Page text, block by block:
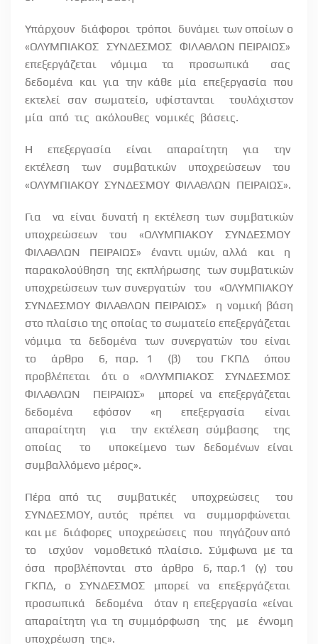
Υπάρχουν διάφοροι τρόποι δυνάμει των οποίων ο
«ΟΛΥΜΠΙΑΚΟΣ ΣΥΝΔΕΣΜΟΣ ΦΙΛΑΘΛΩΝ ΠΕΙΡΑΙΩΣ»
επεξεργάζεται
νόμιμα τα προσωπικά
σας
δεδομένα και για την κάθε μία επεξεργασία που
εκτελεί σαν σωματείο, υφίστανται
τουλάχιστον
μία από τις ακόλουθες νομικές βάσεις.
Η επεξεργασία είναι απαραίτητη για
την
εκτέλεση των συμβατικών υποχρεώσεων του
«ΟΛΥΜΠΙΑΚΟΥ ΣΥΝΔΕΣΜΟΥ ΦΙΛΑΘΛΩΝ ΠΕΙΡΑΙΩΣ».
Για
να είναι δυνατή η εκτέλεση των συμβατικών
υποχρεώσεων του «ΟΛΥΜΠΙΑΚΟΥ ΣΥΝΔΕΣΜΟΥ
ΦΙΛΑΘΛΩΝ
ΠΕΙΡΑΙΩΣ» έναντι υμών, αλλά και
η
παρακολούθηση της εκπλήρωσης των συμβατικών
υποχρεώσεων των συνεργατών
του
«ΟΛΥΜΠΙΑΚΟΥ
ΣΥΝΔΕΣΜΟΥ ΦΙΛΑΘΛΩΝ ΠΕΙΡΑΙΩΣ»
η νομική βάση
στο πλαίσιο της οποίας το σωματείο επεξεργάζεται
νόμιμα
τα δεδομένα των συνεργατών του είναι
το
άρθρο 6, παρ. 1 (β) του ΓΚΠΔ
όπου
προβλέπεται
ότι ο «ΟΛΥΜΠΙΑΚΟΣ
ΣΥΝΔΕΣΜΟΣ
ΦΙΛΑΘΛΩΝ
ΠΕΙΡΑΙΩΣ»
μπορεί να επεξεργάζεται
δεδομένα
εφόσον «η επεξεργασία
είναι
απαραίτητη
για την εκτέλεση σύμβασης
της
οποίας
το
υποκείμενο των δεδομένων είναι
συμβαλλόμενο μέρος».
Πέρα από τις συμβατικές υποχρεώσεις
του
ΣΥΝΔΕΣΜΟΥ, αυτός
πρέπει να
συμμορφώνεται
και με διάφορες υποχρεώσεις που πηγάζουν από
το
ισχύον
νομοθετικό πλαίσιο. Σύμφωνα με τα
όσα
προβλέπονται στο άρθρο 6, παρ.1 (γ)
του
ΓΚΠΔ, ο ΣΥΝΔΕΣΜΟΣ μπορεί να επεξεργάζεται
προσωπικά
δεδομένα
όταν η επεξεργασία «είναι
απαραίτητη για τη συμμόρφωση
της με
έννομη
υποχρέωση της».